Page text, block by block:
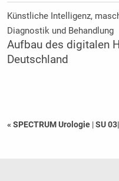
Künstliche Intelligenz,
Diagnostik und Behandlung
Aufbau des digitalen
Deutschland
« SPECTRUM Urologie |SU